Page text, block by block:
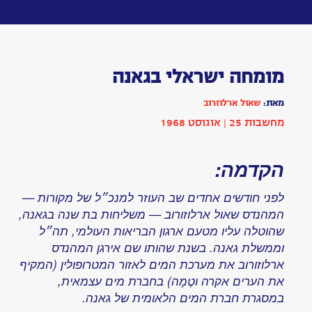
מומחה
ישראלי
בגאנה
מאת:
כתבה
בתחום
הנדסה,
מדעי
חברה
הופיע
בשנת
1968
|